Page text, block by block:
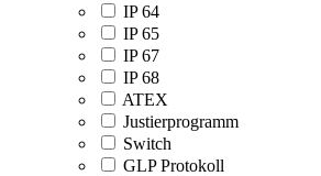
IP 64
IP 65
IP 67
IP 68
ATEX
Justierprogramm
Switch
GLP Protokoll